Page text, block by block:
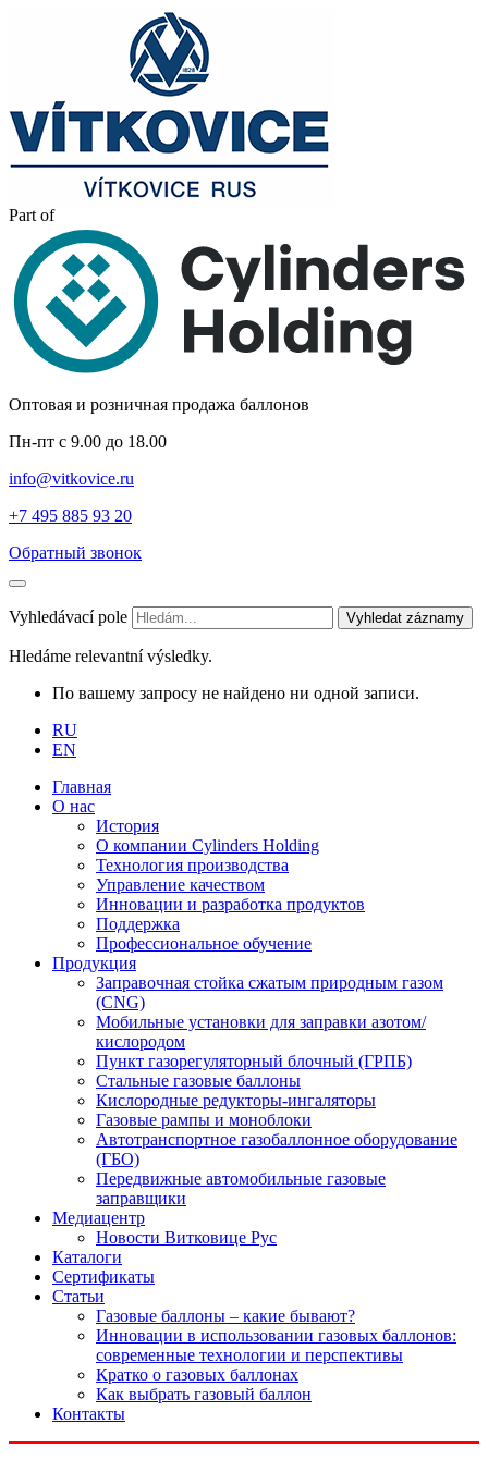
Part of
Оптовая и розничная продажа баллонов
Пн-пт с 9.00 до 18.00
info@vitkovice.ru
+7 495 885 93 20
Обратный звонок
Vyhledávací pole Vyhledat záznamy
Hledáme relevantní výsledky.
По вашему запросу не найдено ни одной записи.
RU
EN
Главная
О нас
История
О компании Cylinders Holding
Технология производства
Управление качеством
Инновации и разработка продуктов
Поддержка
Профессиональное обучение
Продукция
Заправочная стойка сжатым природным газом
(CNG)
Мобильные установки для заправки азотом/
кислородом
Пункт газорегуляторный блочный (ГРПБ)
Стальные газовые баллоны
Кислородные редукторы-ингаляторы
Газовые рампы и моноблоки
Автотранспортное газобаллонное оборудование
(ГБО)
Передвижные автомобильные газовые
заправщики
Медиацентр
Новости Витковице Рус
Каталоги
Сертификаты
Статьи
Газовые баллоны – какие бывают?
Инновации в использовании газовых баллонов:
современные технологии и перспективы
Кратко о газовых баллонах
Как выбрать газовый баллон
Контакты